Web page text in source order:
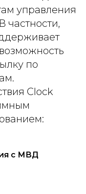
управления
частности,
по
Clock
с МВД